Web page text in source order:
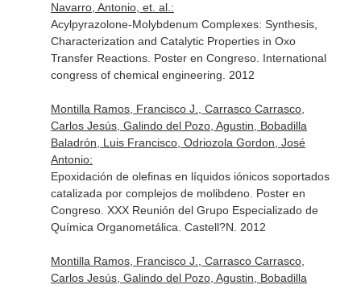
Navarro, Antonio, et. al.:
Acylpyrazolone-Molybdenum Complexes: Synthesis,
Characterization and Catalytic Properties in Oxo
Transfer Reactions. Poster en Congreso. International
congress of chemical engineering. 2012
Montilla Ramos, Francisco J., Carrasco Carrasco,
Carlos Jesús, Galindo del Pozo, Agustin, Bobadilla
Baladrón, Luis Francisco, Odriozola Gordon, José
Antonio:
Epoxidación de olefinas en líquidos iónicos soportados
catalizada por complejos de molibdeno. Poster en
Congreso. XXX Reunión del Grupo Especializado de
Química Organometálica. Castell?N. 2012
Montilla Ramos, Francisco J., Carrasco Carrasco,
Carlos Jesús, Galindo del Pozo, Agustin, Bobadilla